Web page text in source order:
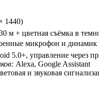
1440)
м + цветная съёмка в
микрофон и динамик
5.0+, управление через
Alexa, Google Assistant
и звуковая